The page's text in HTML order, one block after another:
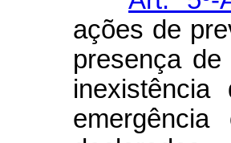
ações de
presença